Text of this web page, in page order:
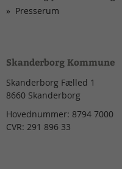
Presserum
Skanderborg Kommune
Skanderborg Fælled 1
8660 Skanderborg
Hovednummer: 8794 7000
CVR: 291 896 33